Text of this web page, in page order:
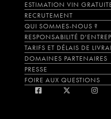
ESTIMATION VIN
RECRUTEMENT
QUI SOMMES-NOUS ?
RESPONSABILITÉ
TARIFS ET DÉLAIS DE
DOMAINES PARTENAIRES
PRESSE
FOIRE AUX QUESTIONS